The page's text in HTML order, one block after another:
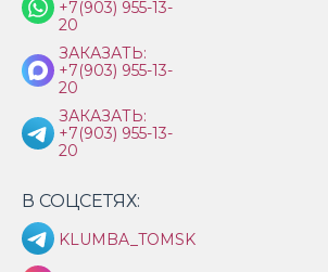
+7(903) 955-13-
20
ЗАКАЗАТЬ:
+7(903) 955-13-
20
ЗАКАЗАТЬ:
+7(903) 955-13-
20
В СОЦСЕТЯХ:
KLUMBA_TOMSK